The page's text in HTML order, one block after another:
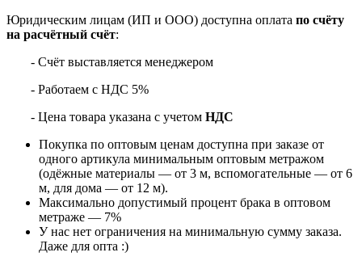
Юридическим лицам (ИП и ООО) доступна оплата по счёту
на расчётный счёт:
- Счёт выставляется менеджером
- Работаем с НДС 5%
- Цена товара указана с учетом НДС
Покупка по оптовым ценам доступна при заказе от
одного артикула минимальным оптовым метражом
(одёжные материалы — от 3 м, вспомогательные — от 6
м, для дома — от 12 м).
Максимально допустимый процент брака в оптовом
метраже — 7%
У нас нет ограничения на минимальную сумму заказа.
Даже для опта :)